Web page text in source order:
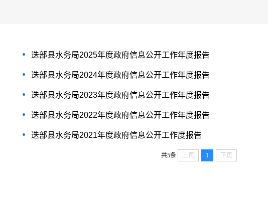
迭部县水务局2025年度政府信息公开工作年度报告
迭部县水务局2024年度政府信息公开工作年度报告
迭部县水务局2023年度政府信息公开工作年度报告
迭部县水务局2022年度政府信息公开工作年度报告
迭部县水务局2021年度政府信息公开工作度报告
共5条 上页 1 下页